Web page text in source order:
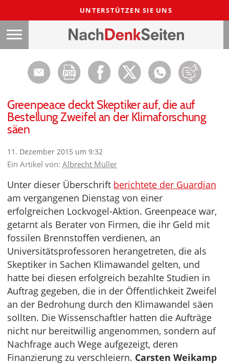
UNTERSTÜTZEN SIE UNS
Greenpeace deckt Skeptiker auf, die auf
Bestellung Zweifel an der Klimaforschung
säen
11. Dezember 2015 um 9:32
Ein Artikel von: Albrecht Müller
Unter dieser Überschrift berichtete der Guardian
am vergangenen Dienstag von einer
erfolgreichen Lockvogel-Aktion. Greenpeace war,
getarnt als Berater von Firmen, die ihr Geld mit
fossilen Brennstoffen verdienen, an
Universitätsprofessoren herangetreten, die als
Skeptiker in Sachen Klimawandel gelten, und
hatte bei diesen erfolgreich bezahlte Studien in
Auftrag gegeben, die in der Öffentlichkeit Zweifel
an der Bedrohung durch den Klimawandel säen
sollten. Die Wissenschaftler hatten die Aufträge
nicht nur bereitwillig angenommen, sondern auf
Nachfrage auch Wege aufgezeigt, deren
Finanzierung zu verschleiern. Carsten Weikamp